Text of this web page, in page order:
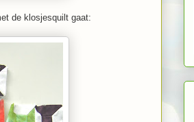
de klosjesquilt gaat: